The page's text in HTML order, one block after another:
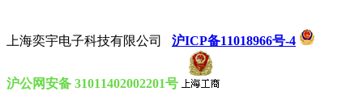
上海奕宇电子科技有限公司 沪ICP备11018966号-4
沪公网安备 31011402002201号